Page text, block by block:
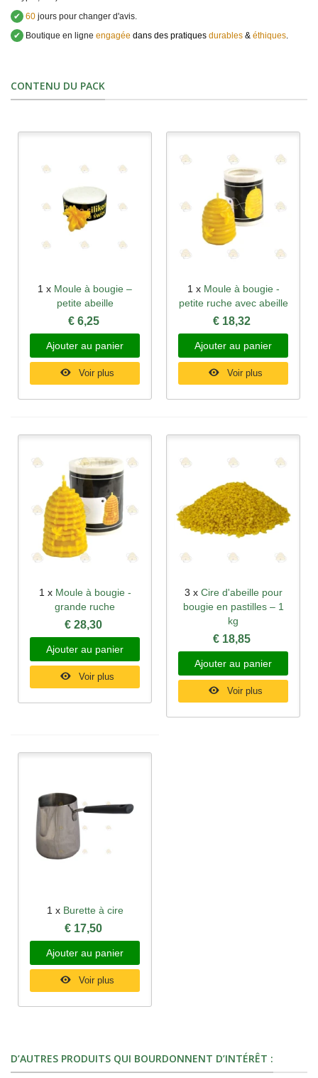
✔ 60 jours pour changer d'avis.
✔
Boutique en ligne engagée dans des pratiques durables & éthiques
CONTENU DU PACK
1 x Moule à bougie –
petite abeille
€ 6,25
Ajouter au panier
Voir plus
1 x Moule à bougie -
petite ruche avec abeille
€ 18,32
Ajouter au panier
Voir plus
1 x Moule à bougie -
grande ruche
€ 28,30
Ajouter au panier
Voir plus
3 x Cire d'abeille pour
bougie en pastilles – 1
kg
€ 18,85
Ajouter au panier
Voir plus
1 x Burette à cire
€ 17,50
Ajouter au panier
Voir plus
D’AUTRES PRODUITS QUI BOURDONNENT D’INTÉRÊT :